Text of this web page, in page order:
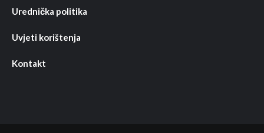
Urednička politika
Uvjeti korištenja
Kontakt